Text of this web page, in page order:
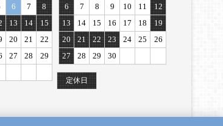
6 7
8
13 14
15
20 21
22
27 28
29
6
7 8 9 10 11
12
13
14 15 16 17 18
19
20
21 22 23 24 25
26
27
28 29 30
定休日